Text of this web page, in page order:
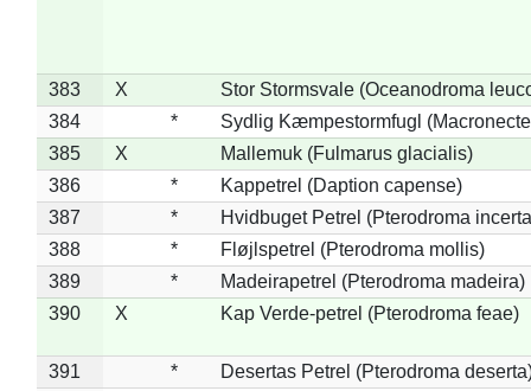
383 X
Stor Stormsvale (Oceanodroma
384
*
Sydlig Kæmpestormfugl
385
X
Mallemuk (Fulmarus glacialis)
386
*
Kappetrel (Daption capense)
387
*
Hvidbuget Petrel (Pterodroma
388
*
Fløjlspetrel (Pterodroma mollis)
389
*
Madeirapetrel (Pterodroma madeira)
390
X Kap Verde-petrel (Pterodroma feae)
391 *
Desertas Petrel (Pterodroma